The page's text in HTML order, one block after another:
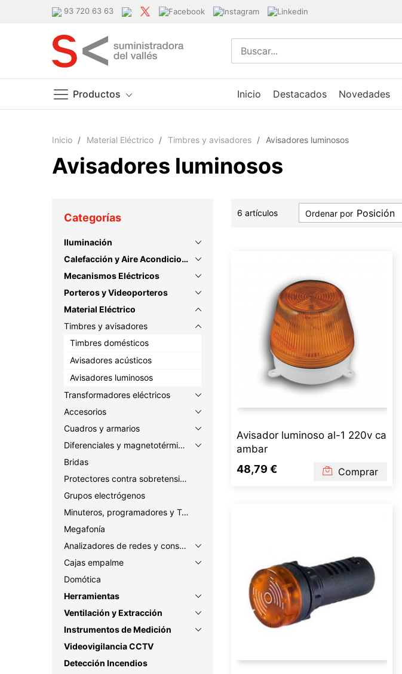
93 720 63 63
Productos Inicio Destacados Novedades
Inicio Material Eléctrico Timbres y avisadores Avisadores luminosos
Avisadores luminosos
6 artículos Ordenar por
Avisador luminoso al-1 220v ca
ambar
48,79 € Comprar
Categorías
Iluminación
Calefacción y Aire Acondicionado
Mecanismos Eléctricos
Porteros y Videoporteros
Material Eléctrico
Timbres y avisadores
Timbres domésticos
Avisadores acústicos
Avisadores luminosos
Transformadores eléctricos
Accesorios
Cuadros y armarios
Diferenciales y magnetotérmicos
Bridas
Protectores contra sobretensiones
Grupos electrógenos
Minuteros, programadores y Temporizadores
Megafonía
Analizadores de redes y consumo
Cajas empalme
Domótica
Herramientas
Ventilación y Extracción
Instrumentos de Medición
Videovigilancia CCTV
Detección Incendios